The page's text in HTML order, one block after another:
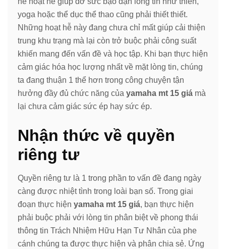
yoga hoặc thể dục thể thao cũng phải thiết thiết.
Những hoạt hễ này đang chưa chỉ mất giúp cải thiện
trung khu trạng mà lại còn trở buộc phải công suất
khiến mang đến vấn đề và học tập. Khi bạn thực hiện
cảm giác hóa học lượng nhất về mặt lòng tin, chúng
ta đang thuận 1 thể hơn trong công chuyện tận
hưởng đầy đủ chức năng của yamaha mt 15 giá mà
lại chưa cảm giác sức ép hay sức ép.
Nhận thức về quyền
riêng tư
Quyền riêng tư là 1 trong phần to vấn đề đang ngày
càng được nhiệt tình trong loài bạn số. Trong giai
đoạn thực hiện yamaha mt 15 giá, bạn thực hiện
phải buộc phải với lòng tin phân biệt về phong thái
thông tin Trách Nhiệm Hữu Hạn Tư Nhân của phe
cánh chúng ta được thực hiện và phân chia sẻ. Ứng